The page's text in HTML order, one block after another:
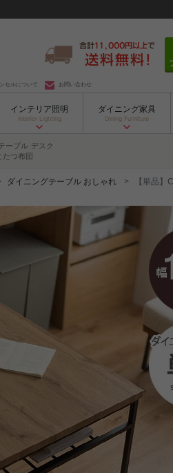
セルについて お問い合わせ
インテリア照明
Interior Lighting
ダイニング家具
Dining Furniture
ーブル デスク
たつ布団
ダイニングテーブル おしゃれ
【単品】